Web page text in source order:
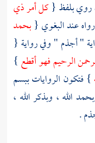
بلفظ {كل أمر ذي
عندالبغوي {بحمد
" أجذم " وفي رواية {
الرحيم فهو أقطع }
} فتكون الروايات ببسم
الله ، وبذكر الله ،
.